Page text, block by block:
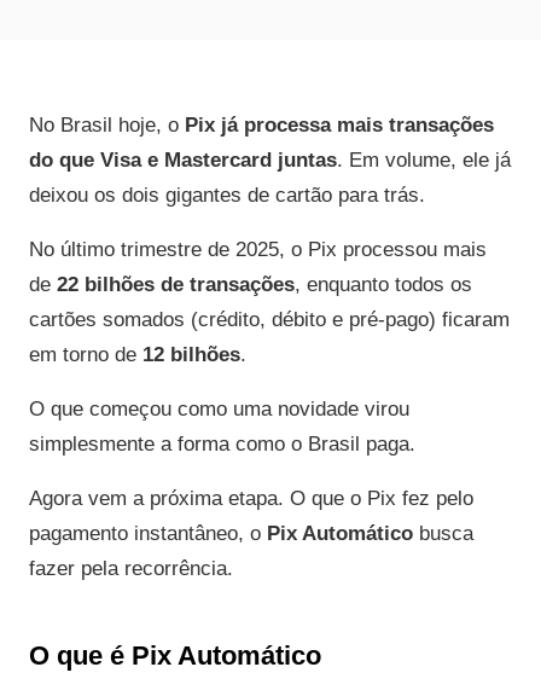
No Brasil hoje, o Pix já processa mais transações
do que Visa e Mastercard juntas. Em volume, ele já
deixou os dois gigantes de cartão para trás.
No último trimestre de 2025, o Pix processou mais
de 22 bilhões de transações, enquanto todos os
cartões somados (crédito, débito e pré-pago) ficaram
em torno de 12 bilhões.
O que começou como uma novidade virou
simplesmente a forma como o Brasil paga.
Agora vem a próxima etapa. O que o Pix fez pelo
pagamento instantâneo, o Pix Automático busca
fazer pela recorrência.
O que é Pix Automático